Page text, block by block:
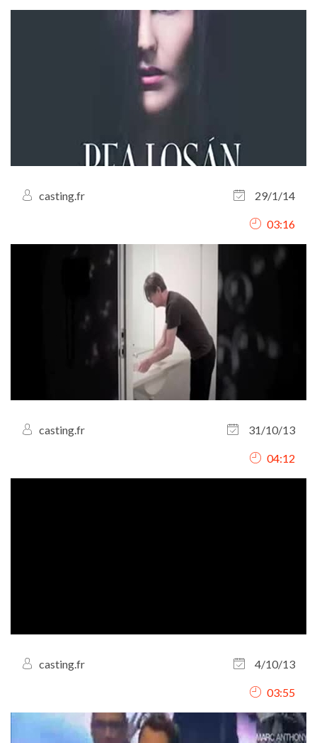
casting.fr 29/1/14
03:16
casting.fr 31/10/13
04:12
casting.fr 4/10/13
03:55